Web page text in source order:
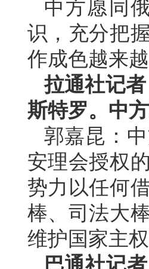
中方愿同
识，充分把
作成色越来
拉通社记
斯特罗。中
郭嘉昆：
安理会授权
势力以任何
棒、司法大
维护国家主
巴通社记